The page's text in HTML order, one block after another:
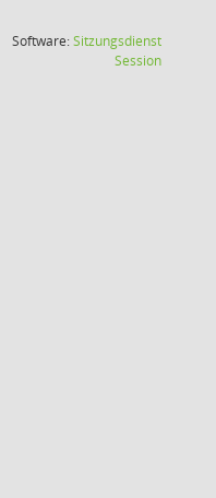
Software:Sitzungsdienst
Session(Wird in